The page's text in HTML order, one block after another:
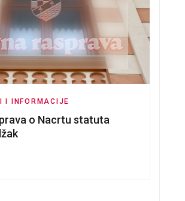
I INFORMACIJE
o Nacrtu statuta